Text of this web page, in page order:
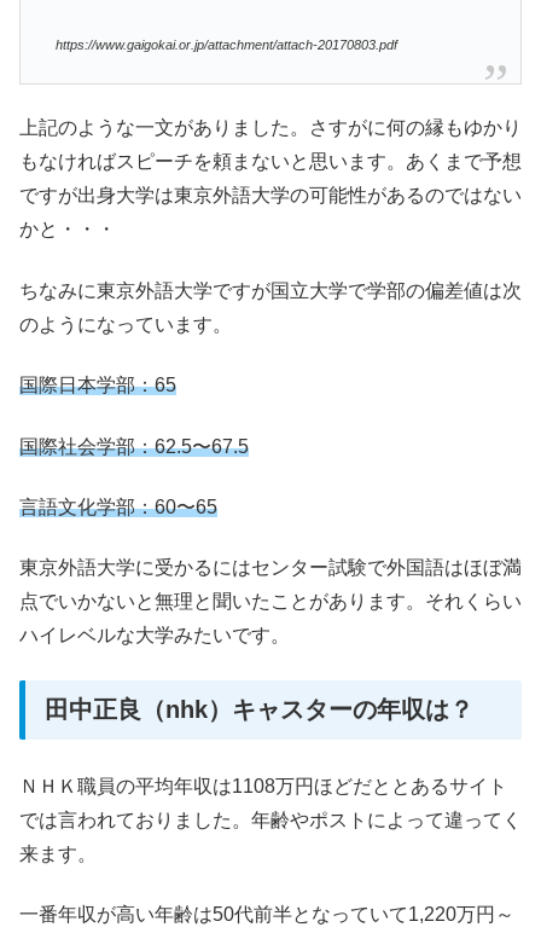
https://www.gaigokai.or.jp/attachment/attach-20170803.pdf
上記のような一文がありました。さすがに何の縁もゆかり
もなければスピーチを頼まないと思います。あくまで予想
ですが出身大学は東京外語大学の可能性があるのではない
かと・・・
ちなみに東京外語大学ですが国立大学で学部の偏差値は次
のようになっています。
国際日本学部：65
国際社会学部：62.5〜67.5
言語文化学部：60〜65
東京外語大学に受かるにはセンター試験で外国語はほぼ満
点でいかないと無理と聞いたことがあります。それくらい
ハイレベルな大学みたいです。
田中正良（nhk）キャスターの年収は？
ＮＨＫ職員の平均年収は1108万円ほどだととあるサイト
では言われておりました。年齢やポストによって違ってく
来ます。
一番年収が高い年齢は50代前半となっていて1,220万円～